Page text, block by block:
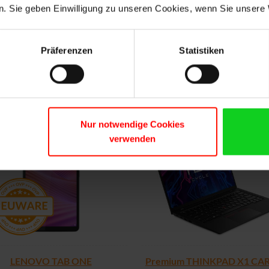
Sie geben Einwilligung zu unseren Cookies, wenn Sie unsere
Präferenzen Statistiken
Nur notwendige Cookies
verwenden
MEHR INFORMATIONEN
10210U/16GB/256M2/FHD/C/
480,00 €
MEHR
LENOVO TAB ONE
Premium THINKPAD X1